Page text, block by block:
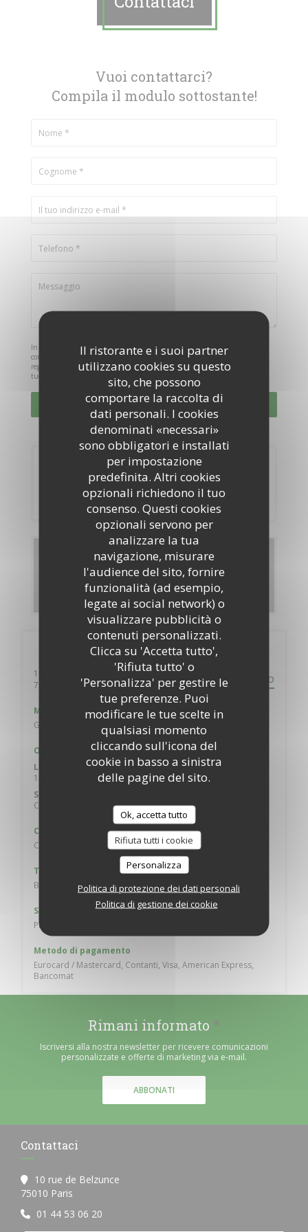
Il ristorante e i suoi partner
utilizzano cookies su questo
sito, che possono
comportare la raccolta di
dati personali. I cookies
denominati «necessari»
sono obbligatori e installati
per impostazione
predefinita. Altri cookies
opzionali richiedono il tuo
consenso. Questi cookies
opzionali servono per
analizzare la tua
navigazione, misurare
l'audience del sito, fornire
funzionalità (ad esempio,
legate ai social network) o
visualizzare pubblicità o
contenuti personalizzati.
Clicca su 'Accetta tutto',
'Rifiuta tutto' o
'Personalizza' per gestire le
tue preferenze. Puoi
modificare le tue scelte in
qualsiasi momento
cliccando sull'icona del
cookie in basso a sinistra
delle pagine del sito.
Ok, accetta tutto
Rifiuta tutti i cookie
Personalizza
Politica di protezione dei dati personali
Politica di gestione dei cookie
Vuoi contattarci?
Compila il modulo sottostante!
In conformità al Codice del Consumo, hai il diritto di opporti alle chiamate
commerciali iscrivendoti al Registro Pubblico delle Opposizioni:
registrodelleopposizioni.it. Per maggiori informazioni sul trattamento dei
tuoi dati, consulta la nostra
informativa sulla privacy.
Prenotazione
PRENOTA
Menu
SCOPRI LA NOSTRA CARTA
Informazioni pratiche
10 rue de Belzunce
75010 Paris
((apre una nuova finestra)) PERCORSO
Metro
Gare du nord, Poissonnière
Orari
Lun
12:00 - 13:30
19:00 - 21:30
Sab
Chiuso
Cucina
Cucina Moderna, Tradizionale francese
Tipologia
Bistronomique
Servizi
Privatizzazione, Connessione wifi, Terrazzo
Metodo di pagamento
Eurocard / Mastercard, Contanti, Visa, American Express,
Bancomat
Rimani informato *
Iscriversi alla nostra newsletter per ricevere comunicazioni
personalizzate e offerte di marketing via e-mail.
ABBONATI
Contattaci
10 rue de Belzunce
75010 Paris
01 44 53 06 20